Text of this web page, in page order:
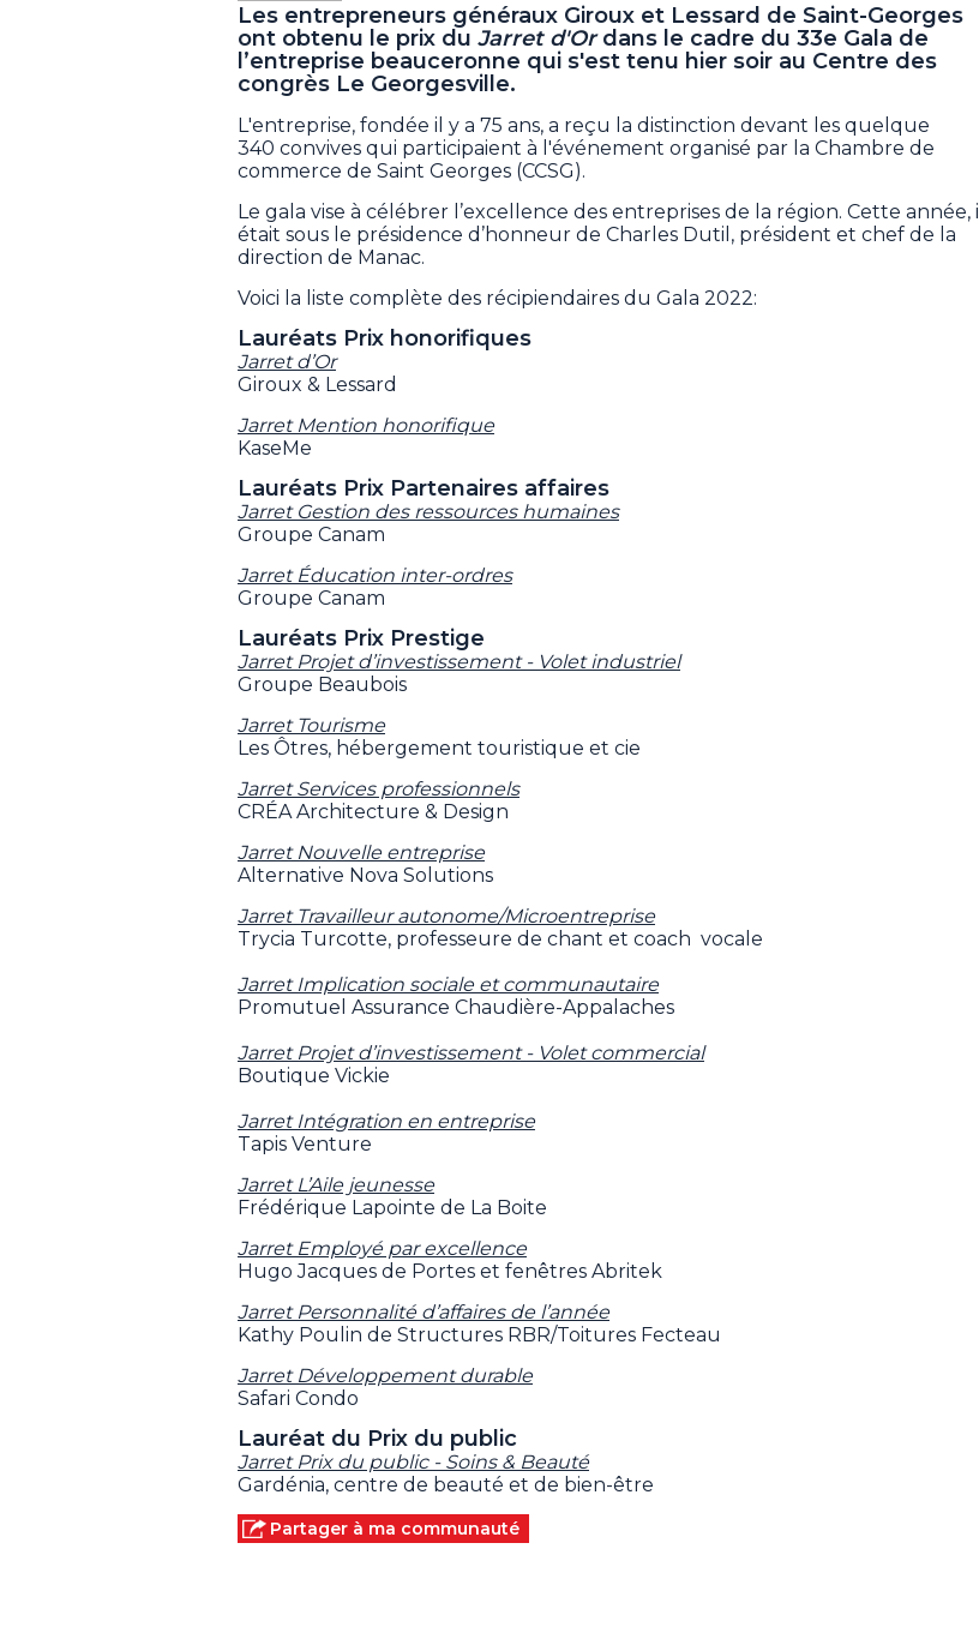
Les entrepreneurs généraux Giroux et Lessard de Saint-Georges
ont obtenu le prix du Jarret d'Ordans le cadre du 33e Gala de
l’entreprise beauceronne qui s'est tenu hier soir au Centre des
congrès Le Georgesville.
L'entreprise, fondée il y a 75 ans, a reçu la distinction devant les quelque
340 convives qui participaient à l'événement organisé par la Chambre de
commerce de Saint Georges (CCSG).
Le gala vise à célébrer l’excellence des entreprises de la région. Cette année, il
était sous le présidence d’honneur de Charles Dutil, président et chef de la
direction de Manac.
Voici la liste complète des récipiendaires du Gala 2022:
Lauréats Prix honorifiques
Jarret d’Or
Giroux & Lessard
Jarret Mention honorifique
KaseMe
Lauréats Prix Partenaires affaires
Jarret Gestion des ressources humaines
Groupe Canam
Jarret Éducation inter-ordres
Groupe Canam
Lauréats Prix Prestige
Jarret Projet d’investissement - Volet industriel
Groupe Beaubois
Jarret Tourisme
Les Ôtres, hébergement touristique et cie
Jarret Services professionnels
CRÉA Architecture & Design
Jarret Nouvelle entreprise
Alternative Nova Solutions
Jarret Travailleur autonome/Microentreprise
Trycia Turcotte, professeure de chant et coach vocale
Jarret Implication sociale et communautaire
Promutuel Assurance Chaudière-Appalaches
Jarret Projet d’investissement - Volet commercial
Boutique Vickie
Jarret Intégration en entreprise
Tapis Venture
Jarret L’Aile jeunesse
Frédérique Lapointe de La Boite
Jarret Employé par excellence
Hugo Jacques de Portes et fenêtres Abritek
Jarret Personnalité d’affaires de l’année
Kathy Poulin de Structures RBR/Toitures Fecteau
Jarret Développement durable
Safari Condo
Lauréat du Prix du public
Jarret Prix du public - Soins & Beauté
Gardénia, centre de beauté et de bien-être
Partager à ma communauté